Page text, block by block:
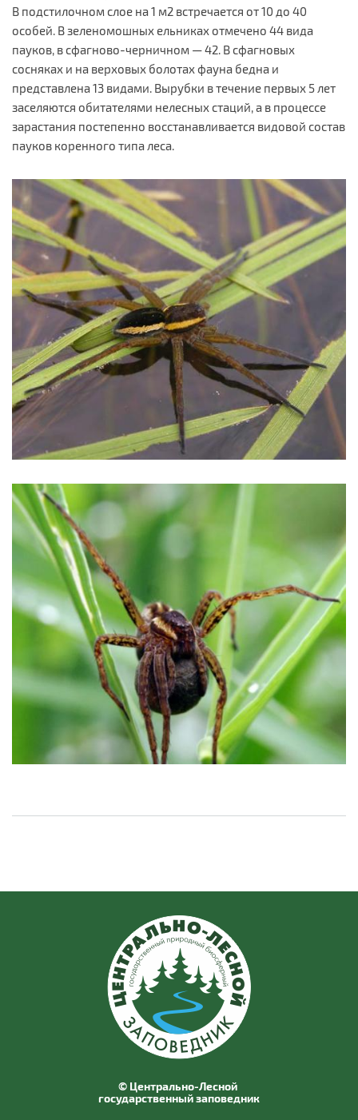
В подстилочном слое на 1 м2 встречается от 10 до 40
особей. В зеленомошных ельниках отмечено 44 вида
пауков, в сфагново-черничном — 42. В сфагновых
сосняках и на верховых болотах фауна бедна и
представлена 13 видами. Вырубки в течение первых 5 лет
заселяются обитателями нелесных стаций, а в процессе
зарастания постепенно восстанавливается видовой состав
пауков коренного типа леса.
© Центрально-Лесной
государственный заповедник